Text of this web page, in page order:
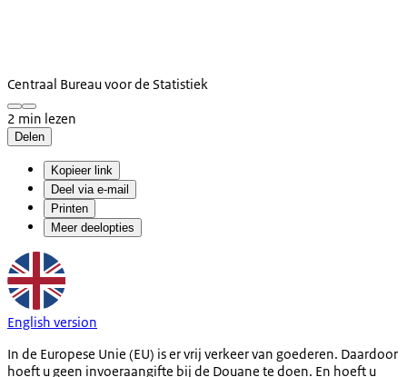
Centraal Bureau voor de Statistiek
2 min lezen
Delen
Kopieer link
Deel via e-mail
Printen
Meer deelopties
English version
In de Europese Unie (EU) is er vrij verkeer van goederen. Daardoor
hoeft u geen invoeraangifte bij de Douane te doen. En hoeft u